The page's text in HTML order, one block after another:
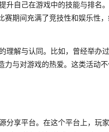
升自己在游戏中的技能与排名
赛期间充满了竞技性和娱乐性
理解与认同。比如，曾经举办
力与对游戏的热爱。这类活动
分享平台。在这个平台上，玩